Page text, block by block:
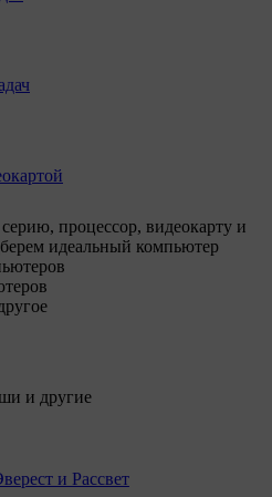
процессор, видеокарту и
идеальный компьютер
и другие
и Рассвет